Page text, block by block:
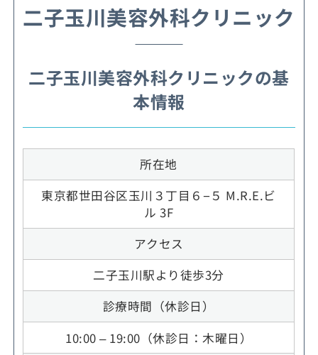
二子玉川美容外科クリニック
二子玉川美容外科クリニックの基
本情報
所在地
東京都世田谷区玉川３丁目６−５ M.R.E.ビ
ル 3F
アクセス
二子玉川駅より徒歩3分
診療時間（休診日）
10:00 – 19:00（休診日：木曜日）